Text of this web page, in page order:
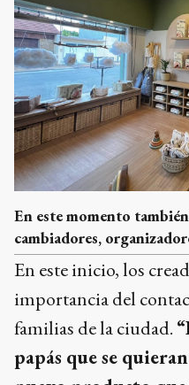
En este momento
cambiadores,
En este inicio, los
importancia del
familias de la ciudad.
papás que se